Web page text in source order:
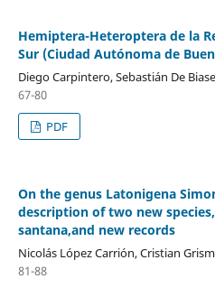
Hemiptera-Heteroptera de la
Sur (Ciudad Autónoma de
Diego Carpintero, Sebastián De
67-80
PDF
On the genus Latonigena
description of two new
santana,and new records
Nicolás López Carrión, Cristian
81-88